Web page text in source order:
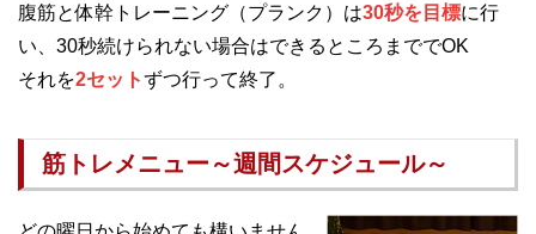
腹筋と体幹トレーニング（プランク）は30秒を目標に行
い、30秒続けられない場合はできるところまででOK
それを2セットずつ行って終了。
筋トレメニュー～週間スケジュール～